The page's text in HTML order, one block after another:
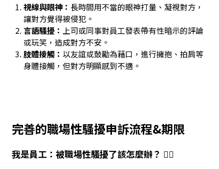
視線與眼神： 長時間用不當的眼神打量、凝視對方，
讓對方覺得被侵犯。
言語騷擾： 上司或同事對員工發表帶有性暗示的評論
或玩笑，造成對方不安。
肢體接觸： 以友誼或鼓勵為藉口，進行擁抱、拍肩等
身體接觸，但對方明顯感到不適。
完善的職場性騷擾申訴流程&期限
我是員工：被職場性騷擾了該怎麼辦？ 😵‍💫